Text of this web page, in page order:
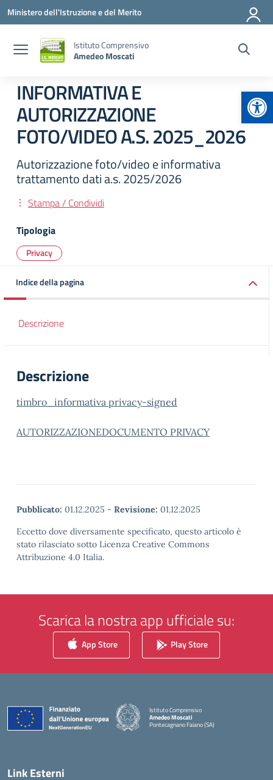
Vai ai contenuti
Vai al menu di navigazione
Vai al footer
Ministero dell'Istruzione e del Merito
Istituto Comprensivo
Amedeo Moscati
INFORMATIVA E
AUTORIZZAZIONE
FOTO/VIDEO A.S. 2025_2026
Autorizzazione foto/video e informativa
trattamento dati a.s. 2025/2026
Stampa / Condividi
Tipologia
Privacy
Indice della pagina
Descrizione
Descrizione
timbro_informativa privacy-signed
AUTORIZZAZIONEDOCUMENTO PRIVACY
Pubblicato: 01.12.2025 - Revisione: 01.12.2025
Eccetto dove diversamente specificato, questo articolo è
stato rilasciato sotto Licenza Creative Commons
Attribuzione 4.0 Italia.
Scarica la nostra app ufficiale su:
App Store Play Store
Istituto Comprensivo
Amedeo Moscati
Pontecagnano Faiano (SA)
— Visita la pagina iniziale della scuola
Link Esterni